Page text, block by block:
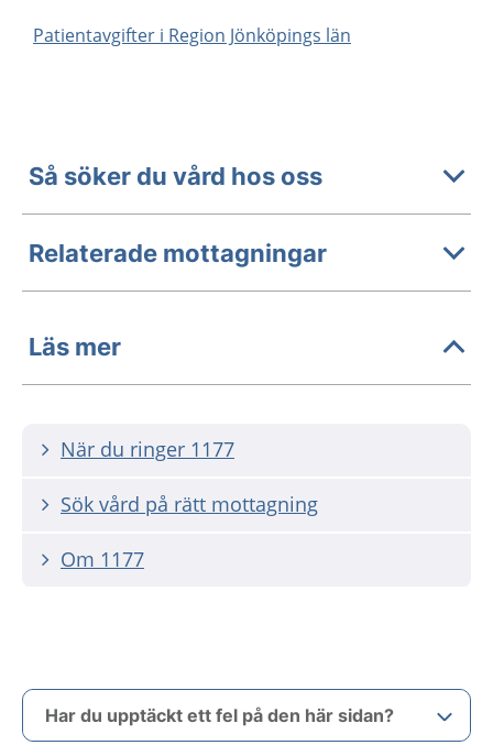
Patientavgifter i Region Jönköpings län
Så söker du vård hos oss
Relaterade mottagningar
Läs mer
När du ringer 1177
Sök vård på rätt mottagning
Om 1177
Har du upptäckt ett fel på den här sidan?